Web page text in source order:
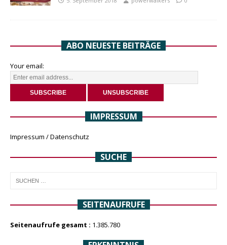
ABO NEUESTE BEITRÄGE
Your email:
IMPRESSUM
Impressum / Datenschutz
SUCHE
SEITENAUFRUFE
Seitenaufrufe gesamt : 1.385.780